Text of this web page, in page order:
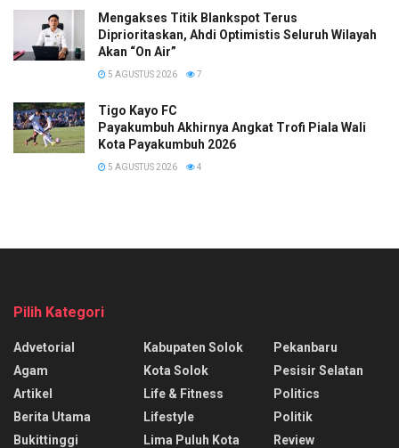
Mengakses Titik Blankspot Terus
Diprioritaskan, Ahdi Optimistis Seluruh Wilayah
Akan “On Air”
5 AGUSTUS 2026 7
Tigo Kayo FC
Payakumbuh Akhirnya Angkat Trofi Piala Wali
Kota Payakumbuh 2026
5 AGUSTUS 2026 4
Pilih Kategori
Advetorial
Agam
Artikel
Berita Utama
Bukittinggi
Kabupaten Solok
Kota Solok
Life & Fitness
Lifestyle
Lima Puluh Kota
Pekanbaru
Pesisir Selatan
Politics
Politik
Review